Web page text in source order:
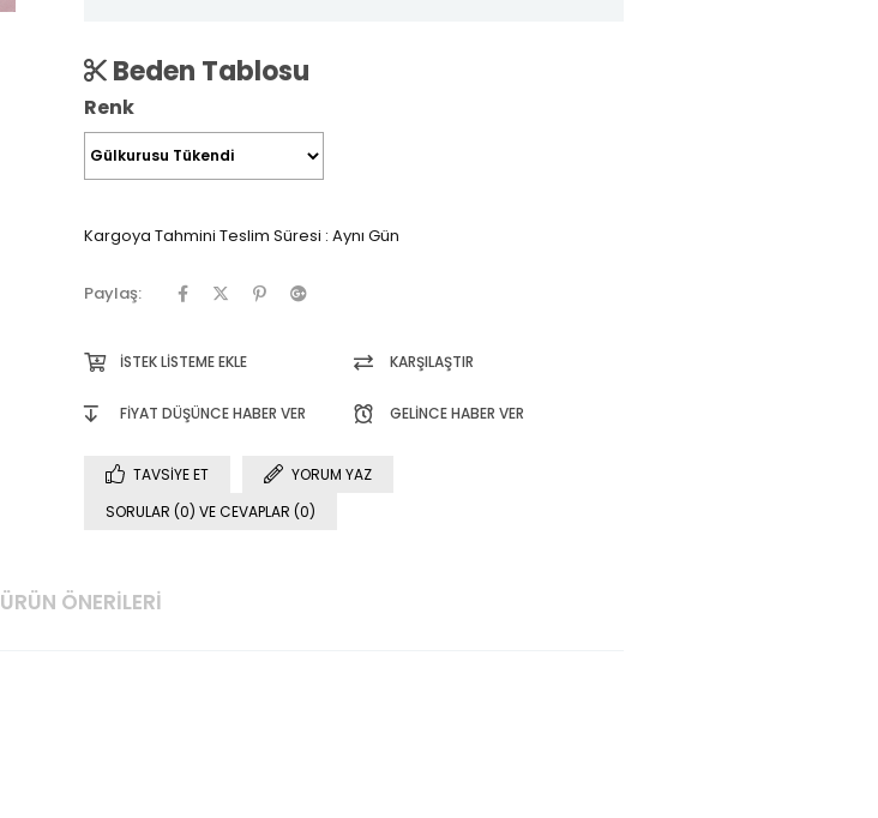
Beden Tablosu
Renk
Kargoya Tahmini Teslim Süresi : Aynı Gün
Paylaş:
İSTEK LISTEME EKLE KARŞILAŞTIR
FIYAT DÜŞÜNCE HABER VER GELINCE HABER VER
TAVSIYE ET
YORUM YAZ
SORULAR (0) VE CEVAPLAR (0)
ÜRÜN ÖNERILERI